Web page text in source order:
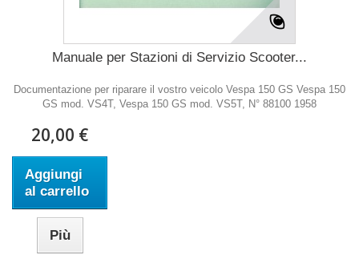
Manuale per Stazioni di Servizio Scooter...
Documentazione per riparare il vostro veicolo Vespa 150 GS Vespa 150
GS mod. VS4T, Vespa 150 GS mod. VS5T, N° 88100 1958
20,00 €
Aggiungi
al carrello
Più